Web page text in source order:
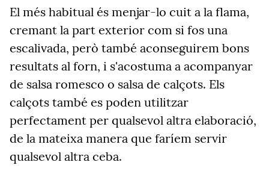
El més habitual és menjar-lo cuit a la flama,
cremant la part exterior com si fos una
escalivada, però també aconseguirem bons
resultats al forn, i s'acostuma a acompanyar
de salsa romesco o salsa de calçots. Els
calçots també es poden utilitzar
perfectament per qualsevol altra elaboració,
de la mateixa manera que faríem servir
qualsevol altra ceba.